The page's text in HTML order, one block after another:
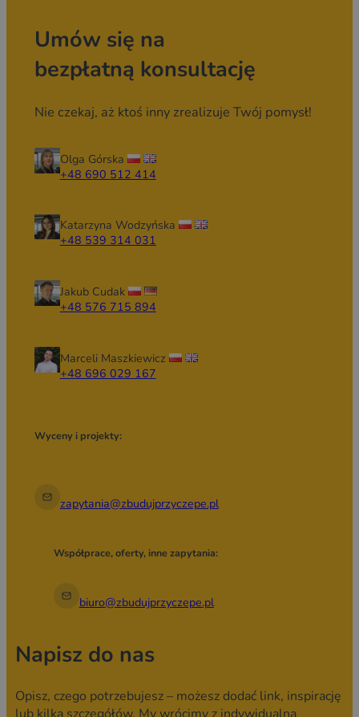
Umów się na
bezpłatną konsultację
Nie czekaj, aż ktoś inny zrealizuje Twój pomysł!
Olga Górska
+48 690 512 414
Katarzyna Wodzyńska
+48 539 314 031
Jakub Cudak
+48 576 715 894
Marceli Maszkiewicz
+48 696 029 167
Wyceny i projekty:
zapytania@zbudujprzyczepe.pl
Współprace, oferty, inne zapytania:
biuro@zbudujprzyczepe.pl
Napisz do nas
Opisz, czego potrzebujesz – możesz dodać link, inspirację